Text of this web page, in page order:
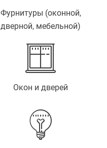
Фурнитуры (оконной,
дверной, мебельной)
Окон и дверей